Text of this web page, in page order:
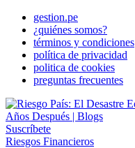
gestion.pe
¿quiénes somos?
términos y condiciones
política de privacidad
politica de cookies
preguntas frecuentes
Suscríbete
Riesgos Financieros